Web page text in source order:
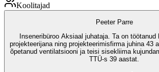
Koolitajad
Peeter Parre
Inseneribüroo Aksiaal juhataja. Ta on
projekteerijana ning projekteerimisfirma juhina 43
õpetanud ventilatsiooni ja teisi sisekliima
TTÜ-s 39 aastat.